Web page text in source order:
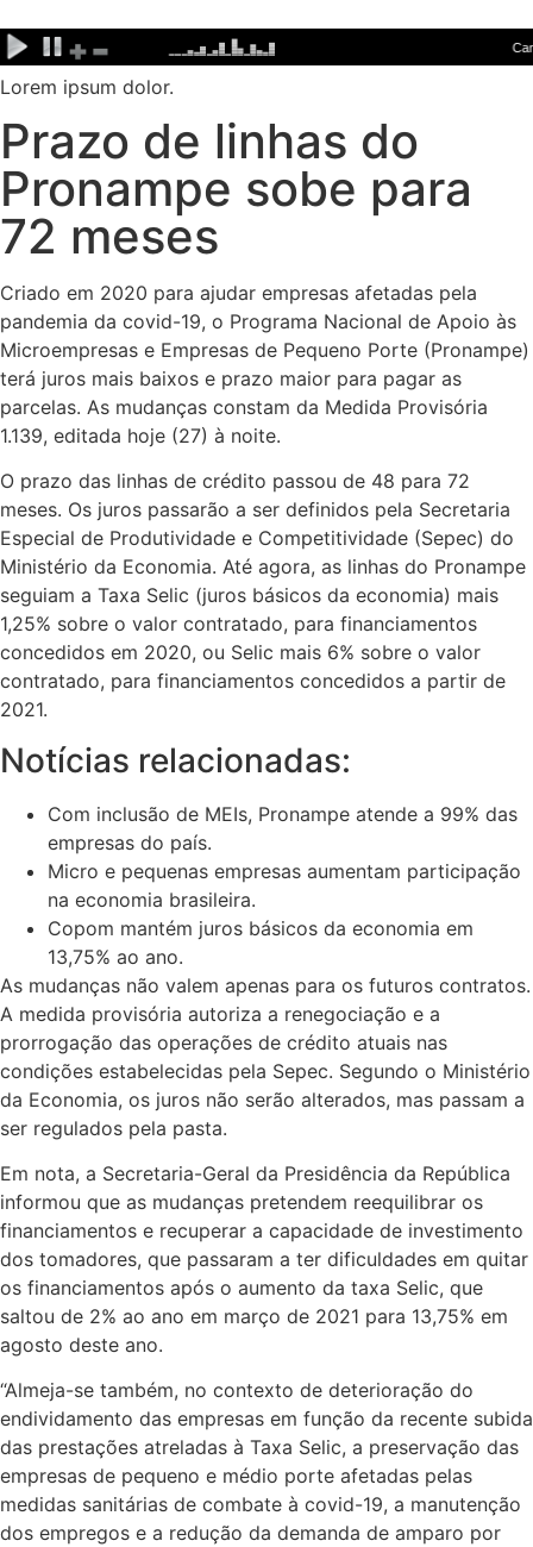
para
o
conteúdo
Lorem ipsum dolor.
Prazo de linhas do
Pronampe sobe para
72 meses
Criado em 2020 para ajudar empresas afetadas pela
pandemia da covid-19, o Programa Nacional de Apoio às
Microempresas e Empresas de Pequeno Porte (Pronampe)
terá juros mais baixos e prazo maior para pagar as
parcelas. As mudanças constam da Medida Provisória
1.139, editada hoje (27) à noite.
O prazo das linhas de crédito passou de 48 para 72
meses. Os juros passarão a ser definidos pela Secretaria
Especial de Produtividade e Competitividade (Sepec) do
Ministério da Economia. Até agora, as linhas do Pronampe
seguiam a Taxa Selic (juros básicos da economia) mais
1,25% sobre o valor contratado, para financiamentos
concedidos em 2020, ou Selic mais 6% sobre o valor
contratado, para financiamentos concedidos a partir de
2021.
Notícias relacionadas:
Com inclusão de MEIs, Pronampe atende a 99% das
empresas do país.
Micro e pequenas empresas aumentam participação
na economia brasileira.
Copom mantém juros básicos da economia em
13,75% ao ano.
As mudanças não valem apenas para os futuros contratos.
A medida provisória autoriza a renegociação e a
prorrogação das operações de crédito atuais nas
condições estabelecidas pela Sepec. Segundo o Ministério
da Economia, os juros não serão alterados, mas passam a
ser regulados pela pasta.
Em nota, a Secretaria-Geral da Presidência da República
informou que as mudanças pretendem reequilibrar os
financiamentos e recuperar a capacidade de investimento
dos tomadores, que passaram a ter dificuldades em quitar
os financiamentos após o aumento da taxa Selic, que
saltou de 2% ao ano em março de 2021 para 13,75% em
agosto deste ano.
“Almeja-se também, no contexto de deterioração do
endividamento das empresas em função da recente subida
das prestações atreladas à Taxa Selic, a preservação das
empresas de pequeno e médio porte afetadas pelas
medidas sanitárias de combate à covid-19, a manutenção
dos empregos e a redução da demanda de amparo por